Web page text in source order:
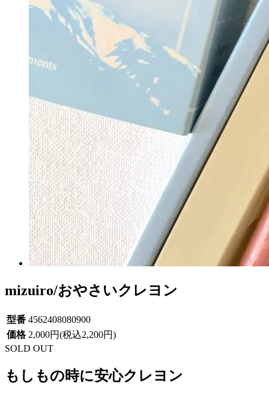
mizuiro/おやさいクレヨン
型番 4562408080900
価格 2,000円(税込2,200円)
SOLD OUT
もしもの時に安心クレヨン